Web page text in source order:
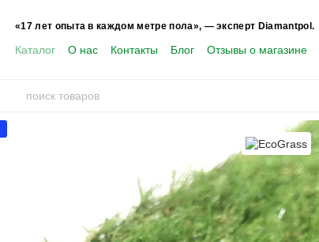
«17 лет опыта в каждом метре пола», — эксперт Diamantpol.
Каталог О нас Контакты Блог Отзывы о магазине